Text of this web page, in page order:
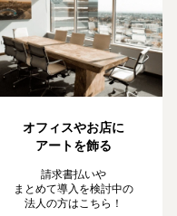
オフィスやお店に
アートを飾る
請求書払いや
まとめて導入を検討中の
法人の方はこちら！